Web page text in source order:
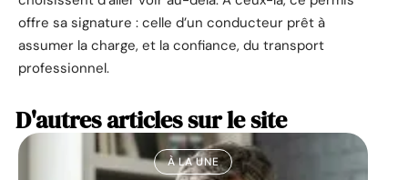
offre sa signature : celle d’un conducteur prêt à
assumer la charge, et la confiance, du transport
professionnel.
D'autres articles sur le site
À LA UNE